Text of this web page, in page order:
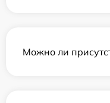
Можно ли